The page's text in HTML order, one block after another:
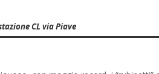
CL via Piave